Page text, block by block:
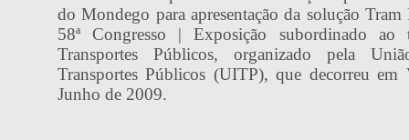
do Mondego para apresentação da solução
58ª Congresso | Exposição subordinado ao
Transportes Públicos, organizado pela
Transportes Públicos (UITP), que decorreu
Junho de 2009.